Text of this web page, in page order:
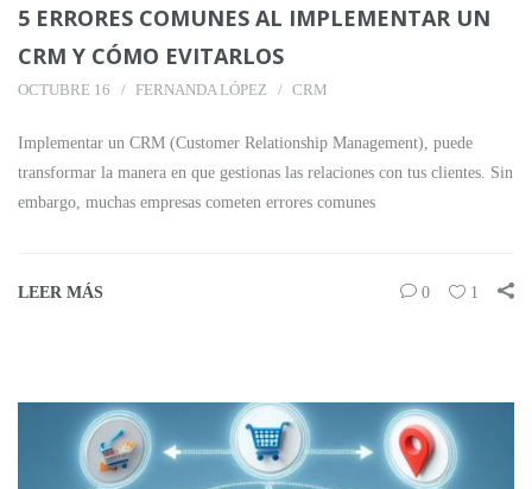
5 ERRORES COMUNES AL IMPLEMENTAR UN
CRM Y CÓMO EVITARLOS
OCTUBRE 16 FERNANDA LÓPEZ CRM
Implementar un CRM (Customer Relationship Management), puede
transformar la manera en que gestionas las relaciones con tus clientes. Sin
embargo, muchas empresas cometen errores comunes
LEER MÁS 0 1